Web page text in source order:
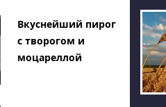
Вкуснейший пирог
с творогом и
моцареллой